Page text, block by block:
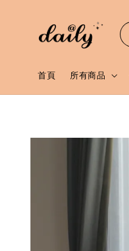
首頁 所有商品